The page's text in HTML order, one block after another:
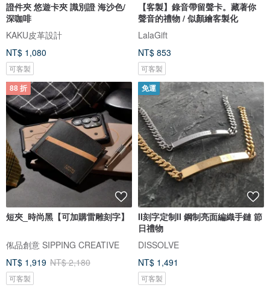
證件夾 悠遊卡夾 識別證 海沙色/
深咖啡
KAKU皮革設計
NT$ 1,080
可客製
【客製】錄音帶留聲卡。藏著你
聲音的禮物 / 似顏繪客製化
LalaGift
NT$ 853
可客製
88 折
短夾_時尚黑【可加購雷雕刻字】
俬品創意 SIPPING CREATIVE
NT$ 1,919 NT$ 2,180
可客製
免運
II刻字定制II 鋼制亮面編織手鏈 節
日禮物
DISSOLVE
NT$ 1,491
可客製